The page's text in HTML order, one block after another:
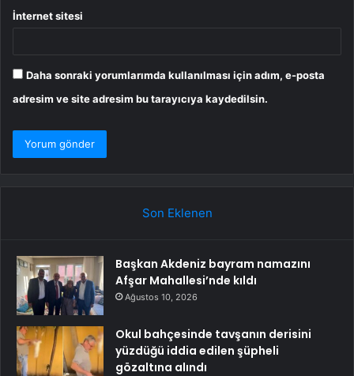
İnternet sitesi
Daha sonraki yorumlarımda kullanılması için adım, e-posta
adresim ve site adresim bu tarayıcıya kaydedilsin.
Son Eklenen
Başkan Akdeniz bayram namazını
Afşar Mahallesi’nde kıldı
Ağustos 10, 2026
Okul bahçesinde tavşanın derisini
yüzdüğü iddia edilen şüpheli
gözaltına alındı